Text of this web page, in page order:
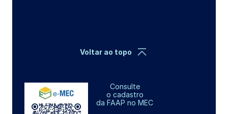
Consulte
o cadastro
da FAAP no MEC
Voltar ao topo